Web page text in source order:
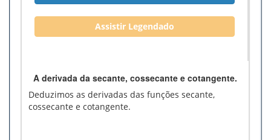
Assistir Legendado
A derivada da secante, cossecante e cotangente.
Deduzimos as derivadas das funções secante,
cossecante e cotangente.